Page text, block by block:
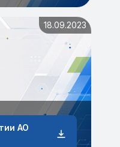
18.09.2023
АО